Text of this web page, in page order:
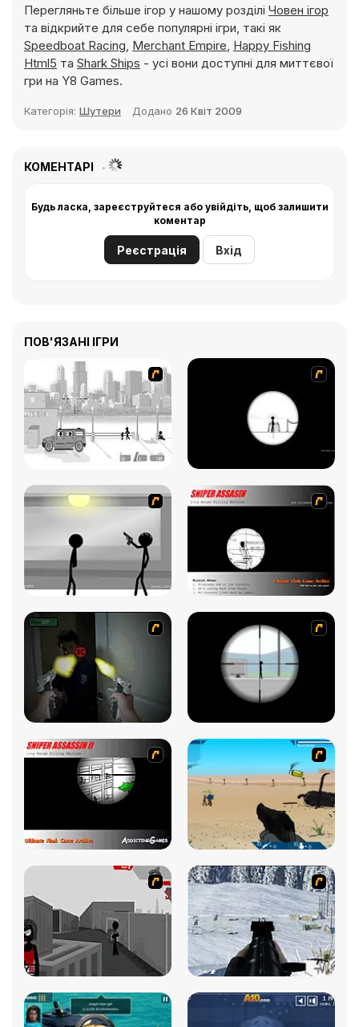
Перегляньте більше ігор у нашому розділі Човен ігор
та відкрийте для себе популярні ігри, такі як
Speedboat Racing, Merchant Empire, Happy Fishing
Html5 та Shark Ships - усі вони доступні для миттєвої
гри на Y8 Games.
Категорія: Шутери Додано 26 Квіт 2009
КОМЕНТАРІ
Будь ласка, зареєструйтеся або увійдіть, щоб залишити
коментар
Реєстрація Вхід
ПОВ'ЯЗАНІ ІГРИ